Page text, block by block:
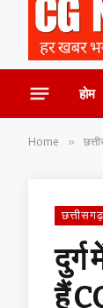
होम
Home »
छत्तीसगढ़
हैं